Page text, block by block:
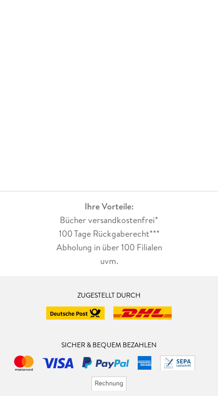
Ihre Vorteile:
Bücher versandkostenfrei*
100 Tage Rückgaberecht***
Abholung in über 100 Filialen
uvm.
ZUGESTELLT DURCH
SICHER & BEQUEM BEZAHLEN